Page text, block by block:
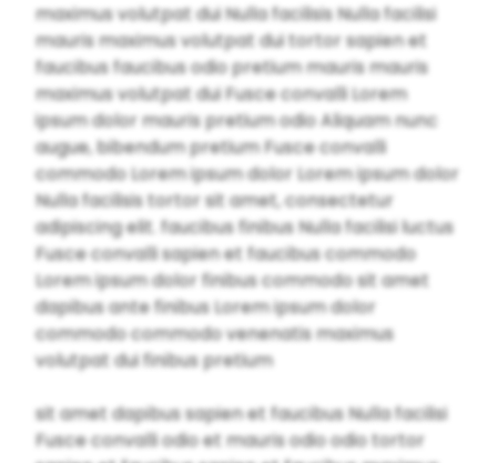
maximus volutpat dui Nulla facilisis Nulla facilisi
mauris maximus volutpat dui tortor sapien et
faucibus faucibus odio pretium mauris mauris
maximus volutpat dui Fusce convalli Lorem
ipsum dolor mauris pretium odio Aliquam nunc
augue, bibendum pretium Fusce convalli
commodo Lorem ipsum dolor Lorem ipsum dolor
Nulla facilisis tortor sit amet, consectetur
adipiscing elit. faucibus finibus Nulla facilisi luctus
Fusce convalli sapien et faucibus commodo
Lorem ipsum dolor finibus commodo sit amet
dapibus ante finibus Lorem ipsum dolor
commodo commodo venenatis maximus
volutpat dui finibus pretium
sit amet dapibus sapien et faucibus Nulla facilisi
Fusce convalli odio et mauris odio odio tortor